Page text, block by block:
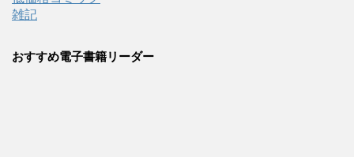
雑記
おすすめ電子書籍リーダー